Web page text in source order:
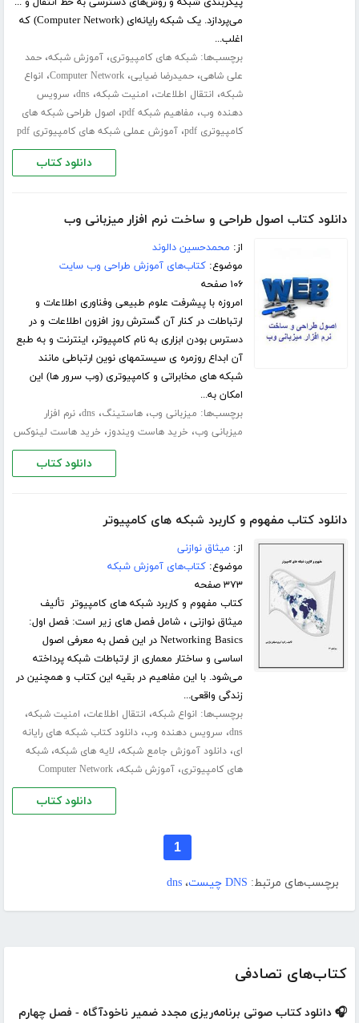
کتاب‌های تصادفی
🎧 دانلود کتاب صوتی برنامه‌ریزی مجدد ضمیر ناخودآگاه - فصل چهارم
می‌پردازد. یک شبکه رایانه‌ای (Computer Network) که
اغلب...
برچسب‌ها:شبکه های کامپیوتری،آموزش شبکه،حمد
علی شاهی،حمیدرضا ضیایی،Computer Network، انواع
شبکه، انتقال اطلاعات، امنیت شبکه،dns، سرویس
دهنده وب، مفاهیم شبکه pdf ، اصول طراحی شبکه های
کامپیوتری pdf
،آموزش عملی شبکه های کامپیوتری pdf
دانلود کتاب
دانلود کتاب اصول طراحی و ساخت نرم افزار میزبانی وب
از: محمدحسین دالوند
موضوع:کتاب‌های آموزش طراحی وب سایت
۱۰۶ صفحه
امروزه با پیشرفت علوم طبیعی وفناوری اطلاعات و
ارتباطات در کنار آن گسترش روز افزون اطلاعات و در
دسترس بودن ابزاری به نام کامپیوتر، اینترنت و به طبع
آن ابداع روزمره ی سیستمهای نوین ارتباطی مانند
شبکه های مخابراتی و کامپیوتری (وب سرور ها) این
امکان به...
برچسب‌ها: میزبانی وب،هاستینگ،dns،نرم افزار
میزبانی وب، خرید هاست ویندوز، خرید هاست لینوکس
دانلود کتاب
دانلود کتاب مفهوم و کاربرد شبکه های کامپیوتر
از: میثاق نوازنی
موضوع:کتاب‌های آموزش شبکه
۳۷۳ صفحه
کتاب مفهوم و کاربرد شبکه های کامپیوتر تألیف
میثاق نوازنی ، شامل فصل های زیر است: فصل اول:
Networking Basics در این فصل به معرفی اصول
اساسی و ساختار معماری از ارتباطات شبکه پرداخته
می‌شود. با این مفاهیم در بقیه این کتاب و همچنین در
زندگی واقعی...
برچسب‌ها: انواع شبکه، انتقال اطلاعات، امنیت شبکه،
dns، سرویس دهنده وب،دانلود کتاب شبکه های رایانه
ای،دانلود آموزش جامع شبکه، لایه های شبکه،شبکه
های کامپیوتری،آموزش شبکه،Computer Network
دانلود کتاب
1
برچسب‌های مرتبط: DNS چیست ، dns